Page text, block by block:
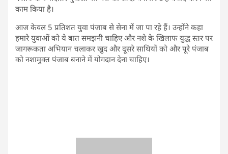
काम किया है।
आज केवल 5 प्रतिशत युवा पंजाब से सेना में जा पा रहे हैं। उन्होंने कहा
हमारे युवाओं को ये बात समझनी चाहिए और नशे के खिलाफ युद्ध स्तर पर
जागरूकता अभियान चलाकर खुद और दूसरे साथियों को और पूरे पंजाब
को नशामुक्त पंजाब बनाने में योगदान देना चाहिए।